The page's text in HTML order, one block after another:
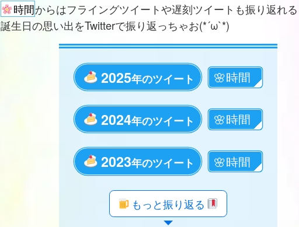
時間からはフライングツイートや遅刻ツイートも振り返れ
誕生日の思い出をTwitterで振り返っちゃお(*´ω`*)
2025年のツイート
2024年のツイート
2023年のツイート
年のツイート
年のツイート
年のツイート
年のツイート
年のツイート
年のツイート
年のツイート
年のツイート
年のツイート
年のツイート
年のツイート
年のツイート
年のツイート
年のツイート
年のツイート
年のツイート
年のツイート
もっと振り返る